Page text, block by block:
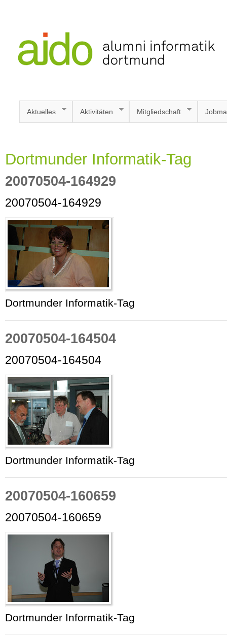
Aktuelles Aktivitäten Mitgliedschaft
Dortmunder Informatik-Tag
20070504-164929
20070504-164929
Dortmunder Informatik-Tag
20070504-164504
20070504-164504
Dortmunder Informatik-Tag
20070504-160659
20070504-160659
Dortmunder Informatik-Tag